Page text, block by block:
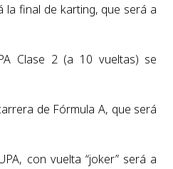
la final de karting, que será a
Clase 2 (a 10 vueltas) se
de Fórmula A, que será
con vuelta “joker” será a